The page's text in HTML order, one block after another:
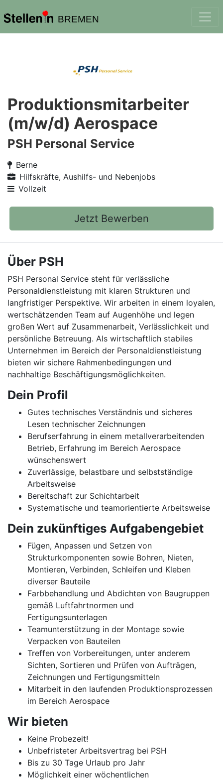
BREMEN
Produktionsmitarbeiter
(m/w/d) Aerospace
PSH Personal Service
Berne
Hilfskräfte, Aushilfs- und Nebenjobs
Vollzeit
Jetzt Bewerben
Über PSH
PSH Personal Service steht für verlässliche
Personaldienstleistung mit klaren Strukturen und
langfristiger Perspektive. Wir arbeiten in einem loyalen,
wertschätzenden Team auf Augenhöhe und legen
großen Wert auf Zusammenarbeit, Verlässlichkeit und
persönliche Betreuung. Als wirtschaftlich stabiles
Unternehmen im Bereich der Personaldienstleistung
bieten wir sichere Rahmenbedingungen und
nachhaltige Beschäftigungsmöglichkeiten.
Dein Profil
Gutes technisches Verständnis und sicheres
Lesen technischer Zeichnungen
Berufserfahrung in einem metallverarbeitenden
Betrieb, Erfahrung im Bereich Aerospace
wünschenswert
Zuverlässige, belastbare und selbstständige
Arbeitsweise
Bereitschaft zur Schichtarbeit
Systematische und teamorientierte Arbeitsweise
Dein zukünftiges Aufgabengebiet
Fügen, Anpassen und Setzen von
Strukturkomponenten sowie Bohren, Nieten,
Montieren, Verbinden, Schleifen und Kleben
diverser Bauteile
Farbbehandlung und Abdichten von Baugruppen
gemäß Luftfahrtnormen und
Fertigungsunterlagen
Teamunterstützung in der Montage sowie
Verpacken von Bauteilen
Treffen von Vorbereitungen, unter anderem
Sichten, Sortieren und Prüfen von Aufträgen,
Zeichnungen und Fertigungsmitteln
Mitarbeit in den laufenden Produktionsprozessen
im Bereich Aerospace
Wir bieten
Keine Probezeit!
Unbefristeter Arbeitsvertrag bei PSH
Bis zu 30 Tage Urlaub pro Jahr
Möglichkeit einer wöchentlichen